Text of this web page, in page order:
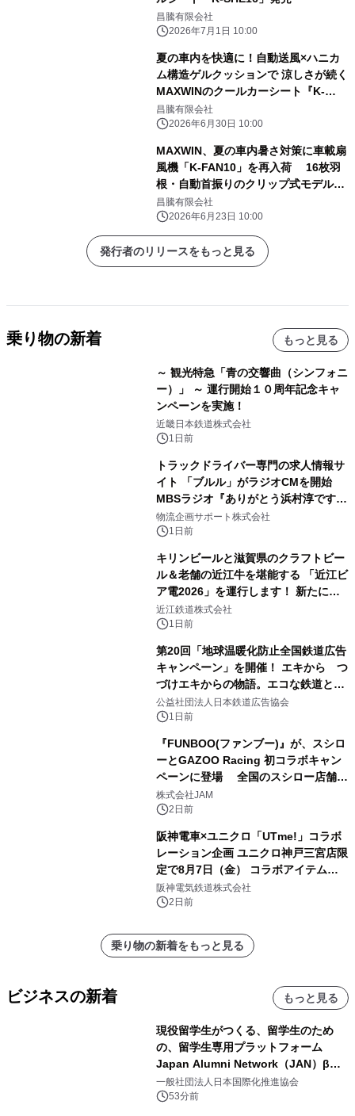
昌騰有限会社
2026年7月1日 10:00
夏の車内を快適に！自動送風×ハニカ
ム構造ゲルクッションで 涼しさが続く
MAXWINのクールカーシート『K-
SHE15』が登場！
昌騰有限会社
2026年6月30日 10:00
MAXWIN、夏の車内暑さ対策に車載扇
風機「K-FAN10」を再入荷 16枚羽
根・自動首振りのクリップ式モデルを
EC販売再開
昌騰有限会社
2026年6月23日 10:00
発行者のリリースをもっと見る
乗り物の新着 もっと見る
～ 観光特急「青の交響曲（シンフォニ
ー）」 ～ 運行開始１０周年記念キャ
ンペーンを実施！
近畿日本鉄道株式会社
1日前
トラックドライバー専門の求人情報サ
イト 「ブルル」がラジオCMを開始
MBSラジオ『ありがとう浜村淳です』
にて8月1日(土)より
物流企画サポート株式会社
1日前
キリンビールと滋賀県のクラフトビー
ル＆老舗の近江牛を堪能する 「近江ビ
ア電2026」を運行します！ 新たに
「長濱浪漫ビール」が参加！キリン一
番搾り飲み放題が復活！
近江鉄道株式会社
1日前
第20回「地球温暖化防止全国鉄道広告
キャンペーン」を開催！ エキから つ
づけエキからの物語。エコな鉄道とと
もに。
公益社団法人日本鉄道広告協会
1日前
『FUNBOO(ファンブー)』が、スシロ
ーとGAZOO Racing 初コラボキャン
ペーンに登場 全国のスシロー店舗で
GR 4車種の FUNBOO(ミニカー)付き
メニューが展開されます
株式会社JAM
2日前
阪神電車×ユニクロ「UTme!」コラボ
レーション企画 ユニクロ神戸三宮店限
定で8月7日（金） コラボアイテムが
発売決定！
阪神電気鉄道株式会社
2日前
乗り物の新着をもっと見る
ビジネスの新着 もっと見る
現役留学生がつくる、留学生のため
の、留学生専用プラットフォーム
Japan Alumni Network（JAN）β版
をリリース
一般社団法人日本国際化推進協会
53分前